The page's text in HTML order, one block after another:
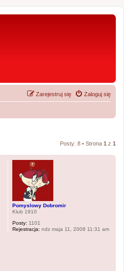
Zaloguj się
Zarejestruj się
Posty: 8 • Strona 1 z 1
Pomyslowy Dobromir
Klub 1910
Posty: 1101
Rejestracja: ndz maja 11, 2008 11:31 am